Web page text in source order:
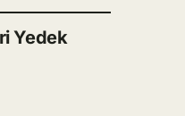
Yedek